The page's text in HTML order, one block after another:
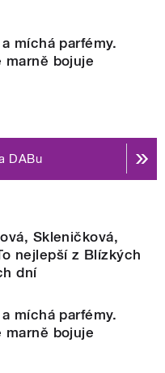
míchá parfémy.
marně bojuje
DABu
Skleničková,
nejlepší z Blízkých
dní
míchá parfémy.
marně bojuje